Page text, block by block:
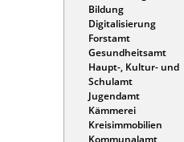
Bildung
Digitalisierung
Forstamt
Gesundheitsamt
Haupt-, Kultur- und
Schulamt
Jugendamt
Kämmerei
Kreisimmobilien
Kommunalamt